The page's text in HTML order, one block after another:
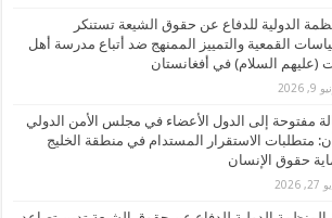
الدولية للدفاع عن حقوق الشيعة تستنكر
القمعية والتمييز الممنهج ضد أتباع مدرسة أهل
(عليهم السلام) في أفغانستان
2026
مفتوحة إلى الدول الأعضاء في مجلس الأمن الدولي
متطلبات الاستقرار المستدام في منطقة الخليج
حقوق الإنسان
2026